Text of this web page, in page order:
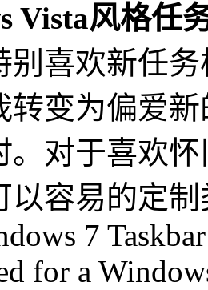
Vista风格任
别喜欢新任
转变为偏爱
。对于喜欢
以容易的定